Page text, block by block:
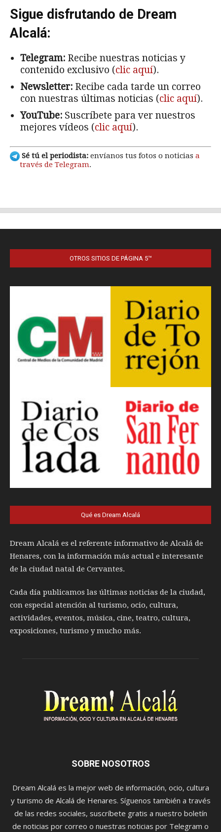
OTROS SITIOS DE PÁGINA 5™
Qué es Dream Alcalá
Dream Alcalá es el referente informativo de Alcalá de
Henares, con la información más actual e interesante
de la ciudad natal de Cervantes.
Cada día publicamos las últimas noticias de la ciudad,
con especial atención al turismo, ocio, cultura,
actividades, eventos, música, cine, teatro, cultura,
exposiciones, turismo y mucho más.
SOBRE NOSOTROS
Dream Alcalá es la mejor web de información, ocio, cultura
y turismo de Alcalá de Henares. Síguenos también a través
de las redes sociales, suscríbete gratis a nuestro boletín
de noticias por correo o nuestras noticias por Telegram o